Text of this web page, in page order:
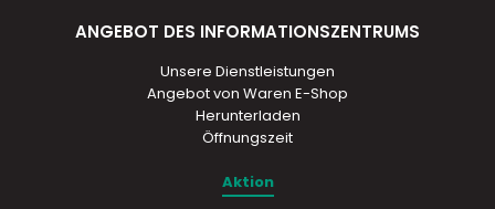
ANGEBOT DES INFORMATIONSZENTRUMS
Unsere Dienstleistungen
Angebot von Waren E-Shop
Herunterladen
Öffnungszeit
Aktion